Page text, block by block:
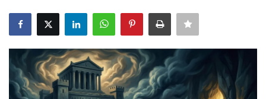
มั่งคั่งทางความรู้และทักษะ
มั่งคั่งทางข่าวสาร
มั่งคั่งทางสลากกินแบ่งรัฐบาล